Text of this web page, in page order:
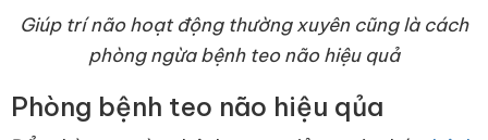
Giúp trí não hoạt động thường xuyên cũng là cách
phòng ngừa bệnh teo não hiệu quả
Phòng bệnh teo não hiệu qủa